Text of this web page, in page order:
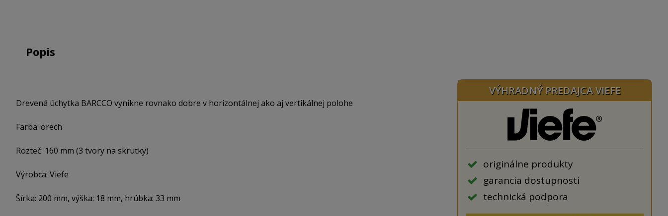
Popis
Drevená úchytka BARCCO vynikne rovnako dobre v horizontálnej ako aj vertikálnej polohe
Farba: orech
Rozteč: 160 mm (3 tvory na skrutky)
Výrobca: Viefe
Šírka: 200 mm, výška: 18 mm, hrúbka: 33 mm
VÝHRADNÝ PREDAJCA VIEFE
originálne produkty
garancia dostupnosti
technická podpora